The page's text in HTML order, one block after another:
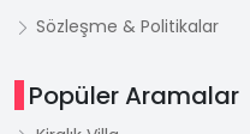
Sözleşme & Politikalar
Popüler Aramalar